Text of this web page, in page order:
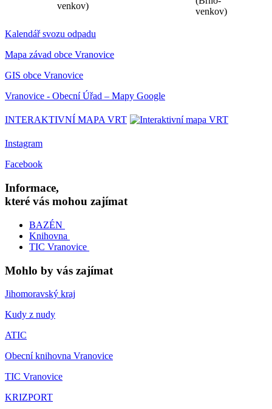
venkov)
venkov)
Kalendář svozu odpadu
Mapa závad obce Vranovice
GIS obce Vranovice
Vranovice - Obecní Úřad – Mapy Google
INTERAKTIVNÍ MAPA VRT
Instagram
Facebook
Informace,
které vás mohou zajímat
BAZÉN
Knihovna
TIC Vranovice
Mohlo by vás zajímat
Jihomoravský kraj
Kudy z nudy
ATIC
Obecní knihovna Vranovice
TIC Vranovice
KRIZPORT